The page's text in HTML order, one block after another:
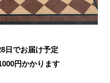
日でお届け予定
円かかります